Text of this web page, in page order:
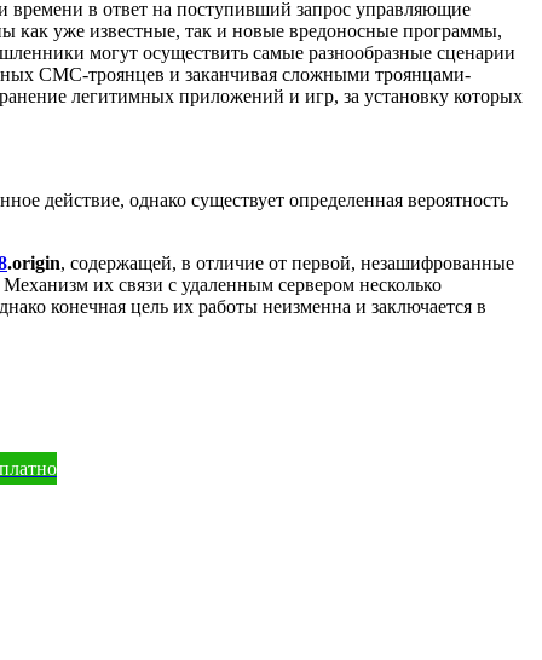
времени в ответ на поступивший запрос управляющие
как уже известные, так и новые вредоносные программы,
могут осуществить самые разнообразные сценарии
СМС-троянцев и заканчивая сложными троянцами-
легитимных приложений и игр, за установку которых
действие, однако существует определенная вероятность
.origin, содержащей, в отличие от первой, незашифрованные
Механизм их связи с удаленным сервером несколько
конечная цель их работы неизменна и заключается в